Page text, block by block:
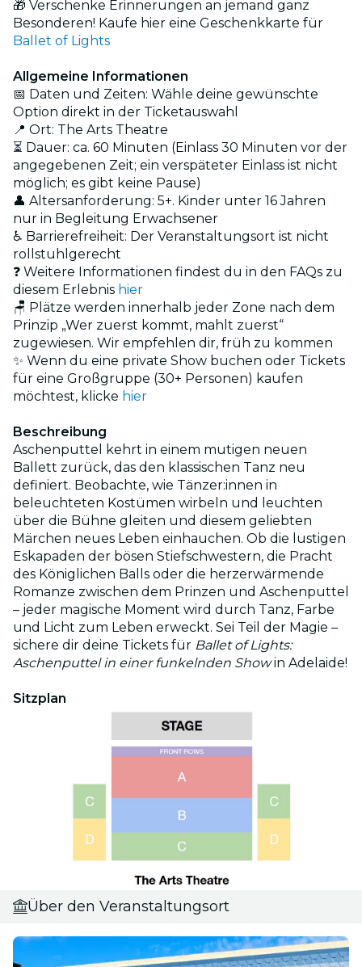
🎁 Verschenke Erinnerungen an jemand ganz
Besonderen! Kaufe hier eine Geschenkkarte für
Ballet of Lights
Allgemeine Informationen
📅 Daten und Zeiten: Wähle deine gewünschte
Option direkt in der Ticketauswahl
📍 Ort: The Arts Theatre
⏳ Dauer: ca. 60 Minuten (Einlass 30 Minuten vor der
angegebenen Zeit; ein verspäteter Einlass ist nicht
möglich; es gibt keine Pause)
👤 Altersanforderung: 5+. Kinder unter 16 Jahren
nur in Begleitung Erwachsener
♿ Barrierefreiheit: Der Veranstaltungsort ist nicht
rollstuhlgerecht
❓ Weitere Informationen findest du in den FAQs zu
diesem Erlebnis hier
🪑 Plätze werden innerhalb jeder Zone nach dem
Prinzip „Wer zuerst kommt, mahlt zuerst“
zugewiesen. Wir empfehlen dir, früh zu kommen
✨ Wenn du eine private Show buchen oder Tickets
für eine Großgruppe (30+ Personen) kaufen
möchtest, klicke hier
Beschreibung
Aschenputtel kehrt in einem mutigen neuen
Ballett zurück, das den klassischen Tanz neu
definiert. Beobachte, wie Tänzer:innen in
beleuchteten Kostümen wirbeln und leuchten
über die Bühne gleiten und diesem geliebten
Märchen neues Leben einhauchen. Ob die lustigen
Eskapaden der bösen Stiefschwestern, die Pracht
des Königlichen Balls oder die herzerwärmende
Romanze zwischen dem Prinzen und Aschenputtel
– jeder magische Moment wird durch Tanz, Farbe
und Licht zum Leben erweckt. Sei Teil der Magie –
sichere dir deine Tickets für Ballet of Lights:
Aschenputtel in einer funkelnden Showin Adelaide!
Sitzplan
Über den Veranstaltungsort